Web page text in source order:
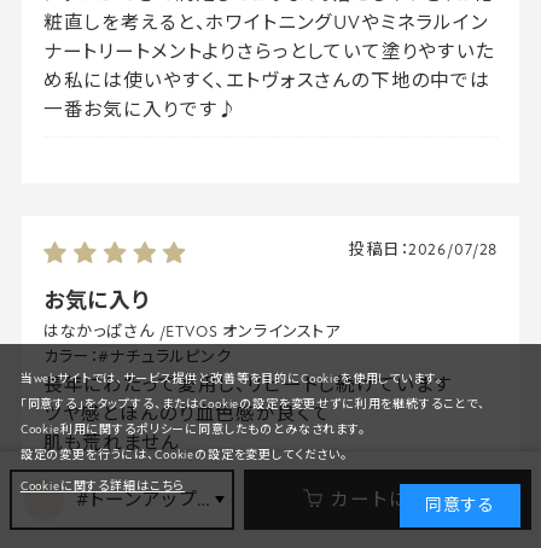
#トーンアップホワイト カートに入れる
粧直しを考えると、ホワイトニングUVやミネラルイン
ナートリートメントよりさらっとしていて塗りやすいた
め私には使いやすく、エトヴォスさんの下地の中では
一番お気に入りです♪
お気に入り
投稿日：2026/07/28
はなかっぱさん /ETVOS オンラインストア
カラー：#ナチュラルピンク
長年にわたって愛用し、リピートし続けています
ツヤ感とほんのり血色感が良くて
肌も荒れません
敏感肌でも安心して使える商品だと思います
何をつけても乾燥する季節でもこれは乾燥せず
夏の暑い時期でも化粧崩れしないので
当webサイトでは、サービス提供と改善等を目的にCookieを使用しています。
「同意する」をタップする、またはCookieの設定を変更せずに利用を継続することで、
Cookie利用に関するポリシーに同意したものとみなされます。
設定の変更を行うには、Cookieの設定を変更してください。
Cookieに関する詳細はこちら
同意する